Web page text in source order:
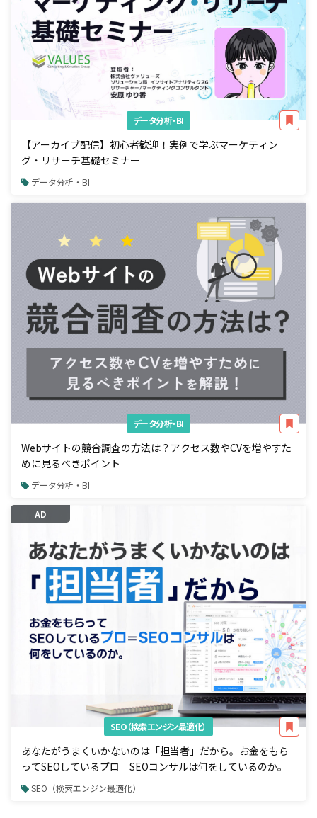
データ分析・BI
【アーカイブ配信】初心者歓迎！実例で学ぶマーケティン
グ・リサーチ基礎セミナー
データ分析・BI
データ分析・BI
Webサイトの競合調査の方法は？アクセス数やCVを増やすた
めに見るべきポイント
データ分析・BI
AD
SEO（検索エンジン最適化）
あなたがうまくいかないのは「担当者」だから。お金をもら
ってSEOしているプロ＝SEOコンサルは何をしているのか。
SEO（検索エンジン最適化）